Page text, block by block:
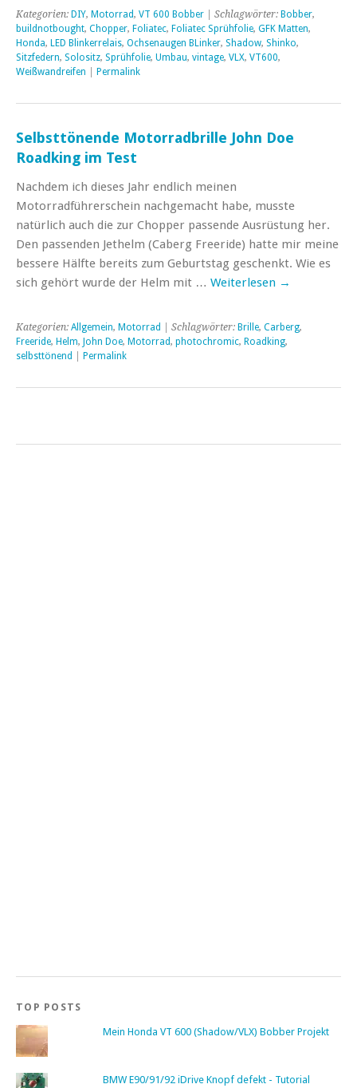
Kategorien: DIY, Motorrad, VT 600 Bobber | Schlagwörter: Bobber,
buildnotbought, Chopper, Foliatec, Foliatec Sprühfolie, GFK Matten,
Honda, LED Blinkerrelais, Ochsenaugen BLinker, Shadow, Shinko,
Sitzfedern, Solositz, Sprühfolie, Umbau, vintage, VLX, VT600,
Weißwandreifen
Permalink
Selbsttönende Motorradbrille John Doe
Roadking im Test
Nachdem ich dieses Jahr endlich meinen
Motorradführerschein nachgemacht habe, musste
natürlich auch die zur Chopper passende Ausrüstung her.
Den passenden Jethelm (Caberg Freeride) hatte mir meine
bessere Hälfte bereits zum Geburtstag geschenkt. Wie es
sich gehört wurde der Helm mit … Weiterlesen →
Kategorien: Allgemein, Motorrad | Schlagwörter: Brille, Carberg,
Freeride, Helm, John Doe, Motorrad, photochromic, Roadking,
selbsttönend
Permalink
TOP POSTS
Mein Honda VT 600 (Shadow/VLX) Bobber Projekt
BMW E90/91/92 iDrive Knopf defekt - Tutorial